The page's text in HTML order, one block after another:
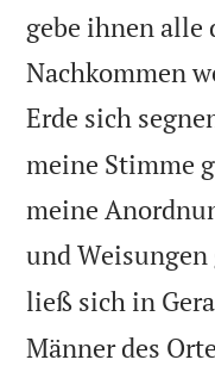
gebe ihnen alle
Nachkommen
Erde sich
meine Stimme
meine
und
ließ sich in
Männer des